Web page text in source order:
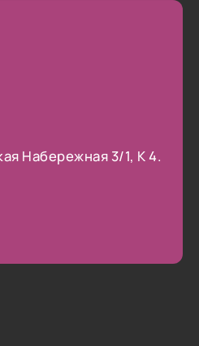
Набережная 3/1, К 4.